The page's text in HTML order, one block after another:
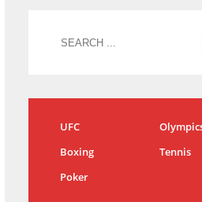
UFC
Boxing
Tennis
Poker